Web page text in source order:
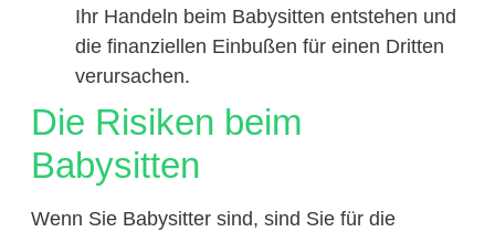
Ihr Handeln beim Babysitten entstehen und
die finanziellen Einbußen für einen Dritten
verursachen.
Die Risiken beim
Babysitten
Wenn Sie Babysitter sind, sind Sie für die